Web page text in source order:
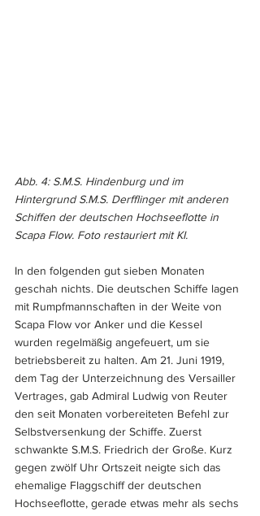
Abb. 4: S.M.S. Hindenburg und im
Hintergrund S.M.S. Derfflinger mit anderen
Schiffen der deutschen Hochseeflotte in
Scapa Flow. Foto restauriert mit KI.
In den folgenden gut sieben Monaten
geschah nichts. Die deutschen Schiffe lagen
mit Rumpfmannschaften in der Weite von
Scapa Flow vor Anker und die Kessel
wurden regelmäßig angefeuert, um sie
betriebsbereit zu halten. Am 21. Juni 1919,
dem Tag der Unterzeichnung des Versailler
Vertrages, gab Admiral Ludwig von Reuter
den seit Monaten vorbereiteten Befehl zur
Selbstversenkung der Schiffe. Zuerst
schwankte S.M.S. Friedrich der Große. Kurz
gegen zwölf Uhr Ortszeit neigte sich das
ehemalige Flaggschiff der deutschen
Hochseeflotte, gerade etwas mehr als sechs